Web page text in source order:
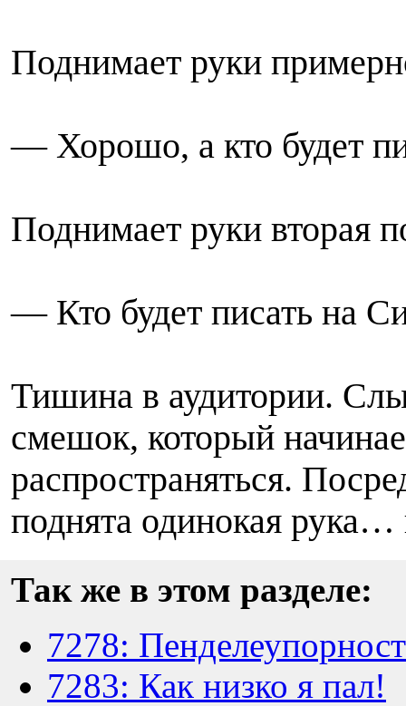
Поднимает руки
— Хорошо, а кто будет
Поднимает руки вторая
— Кто будет писать на
Тишина в аудитории.
смешок, который
распространяться.
поднята одинокая рука…
Так же в этом разделе:
7278:
7283: Как низко я пал!